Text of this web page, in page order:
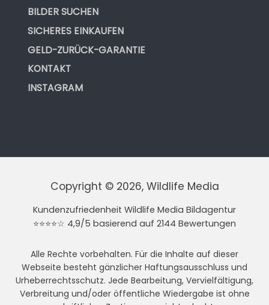
BILDER SUCHEN
SICHERES EINKAUFEN
GELD-ZURÜCK-GARANTIE
KONTAKT
INSTAGRAM
Copyright © 2026, Wildlife Media
Kundenzufriedenheit Wildlife Media Bildagentur
⭐⭐⭐⭐☆ 4,9/5 basierend auf 2144 Bewertungen
Alle Rechte vorbehalten. Für die Inhalte auf dieser
Webseite besteht gänzlicher Haftungsausschluss und
Urheberrechtsschutz. Jede Bearbeitung, Vervielfältigung,
Verbreitung und/oder öffentliche Wiedergabe ist ohne